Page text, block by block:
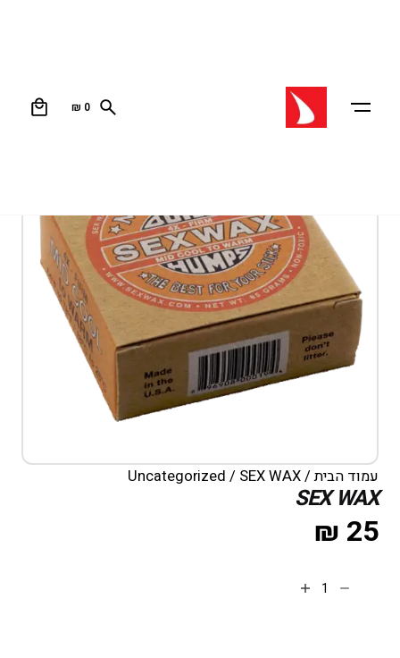
₪ 0
עמוד הבית/
Uncategorized / SEX WAX
SEX WAX
₪ 25